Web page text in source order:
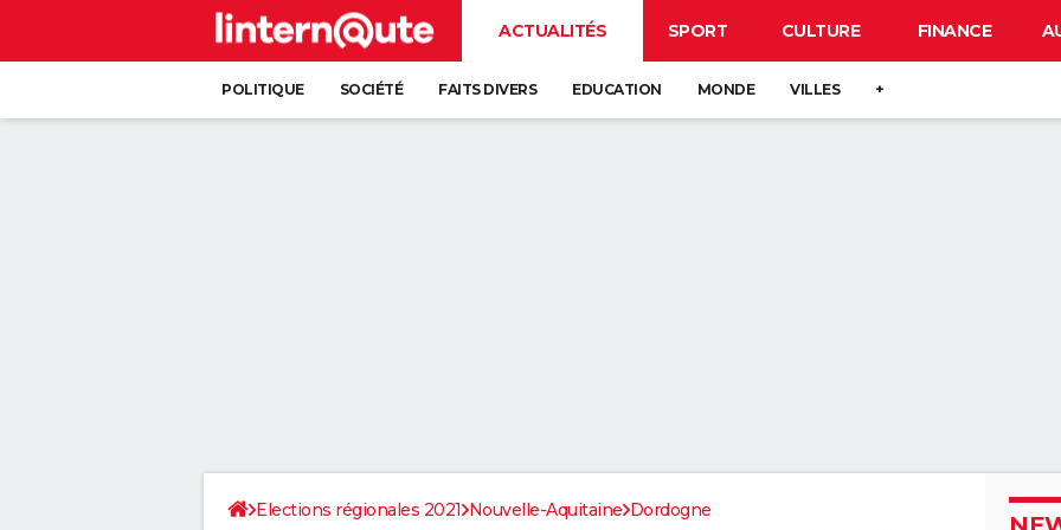
ACTUALITÉS SPORT CULTURE FINANCE
POLITIQUE SOCIÉTÉ FAITS DIVERS EDUCATION MONDE VILLES +
Elections régionales 2021 Nouvelle-Aquitaine Dordogne